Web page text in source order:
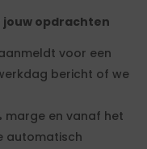
jouw opdrachten
voor een
bericht of we
marge en vanaf het
automatisch